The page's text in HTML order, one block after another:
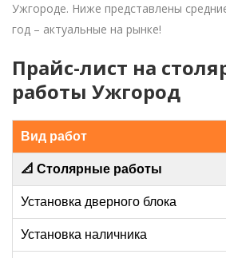
Ужгороде. Ниже представлены
год – актуальные на рынке!
Прайс-лист на
работы Ужгород
Вид работ
📐 Столярные работы
Установка дверного блока
Установка наличника